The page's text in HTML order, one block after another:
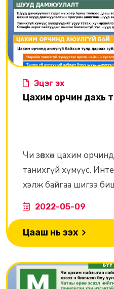
Эцэг эх
Цахим орчин дахь
Чи зөвхөн цахим
танихгүй хүмүүс.
хэлж байгаа шигээ
орчинд хүмүүстэй
байх нь чухал.
2022-05-09
Цааш нь үзэх